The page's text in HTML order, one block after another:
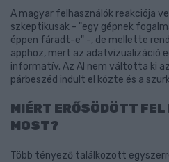
A magyar felhasználók reakciója
szkeptikusak - "egy gépnek
éppen fáradt-e" -, de mellette
apphoz, mert az adatvizualizáció
informatív. Az AI nem váltotta ki
párbeszéd indult el közte és a
MIÉRT ERŐSÖDÖTT FEL
MOST?
Több tényező találkozott